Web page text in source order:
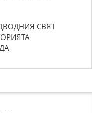
СВЯТ